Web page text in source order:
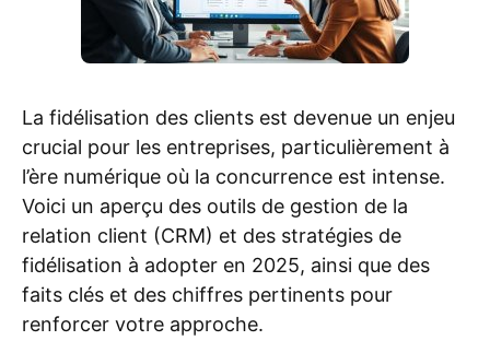
La fidélisation des clients est devenue un enjeu
crucial pour les entreprises, particulièrement à
l’ère numérique où la concurrence est intense.
Voici un aperçu des outils de gestion de la
relation client (CRM) et des stratégies de
fidélisation à adopter en 2025, ainsi que des
faits clés et des chiffres pertinents pour
renforcer votre approche.